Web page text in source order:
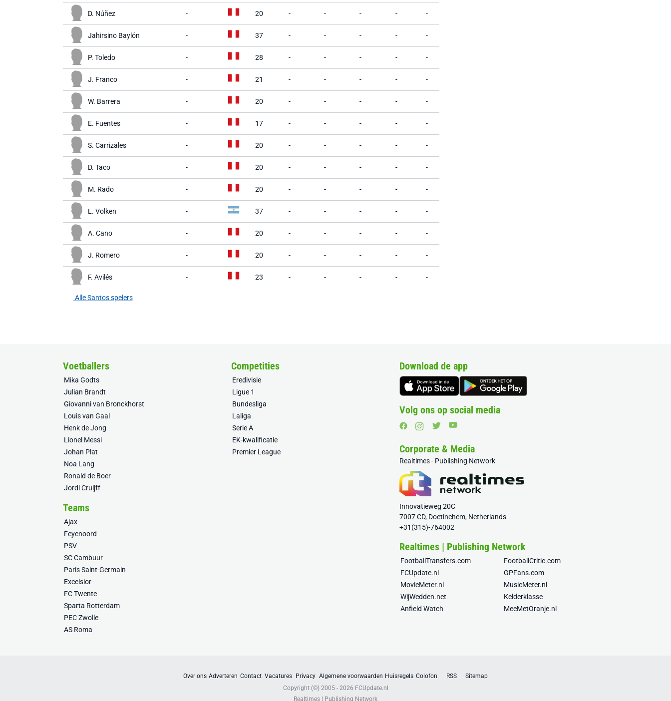
D. Núñez - 20 - - - - -
Jahirsino Baylón - 37 - - - - -
P. Toledo - 28 - - - - -
J. Franco - 21 - - - - -
W. Barrera - 20 - - - - -
E. Fuentes - 17 - - - - -
S. Carrizales - 20 - - - - -
D. Taco - 20 - - - - -
M. Rado - 20 - - - - -
L. Volken - 37 - - - - -
A. Cano - 20 - - - - -
J. Romero - 20 - - - - -
F. Avilés - 23 - - - - -
Alle Santos spelers
Voetballers
Mika Godts
Julian Brandt
Giovanni van Bronckhorst
Louis van Gaal
Henk de Jong
Lionel Messi
Johan Plat
Noa Lang
Ronald de Boer
Jordi Cruijff
Competities
Eredivisie
Ligue 1
Bundesliga
Laliga
Serie A
EK-kwalificatie
Premier League
Teams
Ajax
Feyenoord
PSV
SC Cambuur
Paris Saint-Germain
Excelsior
FC Twente
Sparta Rotterdam
PEC Zwolle
AS Roma
Download de app
Volg ons op social media
Corporate & Media
Realtimes - Publishing Network
Innovatieweg 20C
7007 CD, Doetinchem, Netherlands
+31(315)-764002
Realtimes | Publishing Network
FootballTransfers.com
FootballCritic.com
FCUpdate.nl
GPFans.com
MovieMeter.nl
MusicMeter.nl
WijWedden.net
Kelderklasse
Anfield Watch
MeeMetOranje.nl
Over ons Adverteren Contact Vacatures Privacy Algemene voorwaarden Huisregels Colofon RSS
Sitemap
Copyright (©) 2005 - 2026 FCUpdate.nl
Realtimes | Publishing Network